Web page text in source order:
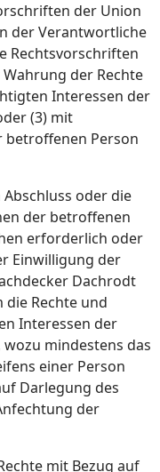
der Union
der Verantwortliche
Rechtsvorschriften
der Rechte
Interessen der
(3) mit
betroffenen Person
oder die
der betroffenen
erforderlich oder
Einwilligung der
Dachrodt
die Rechte und
Interessen der
mindestens das
einer Person
Darlegung des
der
mit Bezug auf